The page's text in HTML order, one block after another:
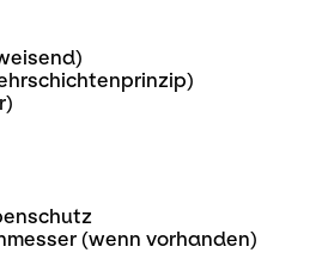
(wenn vorhanden)